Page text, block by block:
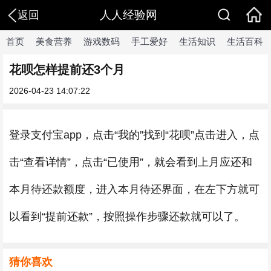
返回 人人经验网
首页 美食营养 游戏数码 手工爱好 生活知识 生活百科
花呗怎样提前还3个月
2026-04-23 14:07:22
登录支付宝app，点击“我的”找到“花呗”点击进入，点
击“查看详情”，点击“已使用”，就会看到上月应还和
本月待还款额度，进入本月待还界面，在左下方就可
以看到“提前还款”，按照操作步骤还款就可以了。
猜你喜欢